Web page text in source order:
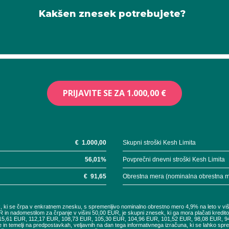
Kakšen znesek potrebujete?
PRIJAVITE SE ZA 1.000,00 €
€ 1.000,00 Skupni stroški Kesh Limita
56,01% Povprečni dnevni stroški Kesh Limita
€ 91,65 Obrestna mera (nominalna obrestna
ki se črpa v enkratnem znesku, s spremenljivo nominalno obrestno mero 4,9% na leto v
in nadomestilom za črpanje v višini 50,00 EUR, je skupni znesek, ki ga mora plačati
EUR, 112,17 EUR, 108,73 EUR, 105,30 EUR, 104,96 EUR, 101,52 EUR, 98,08 EUR,
temelji na predpostavkah, veljavnih na dan tega informativnega izračuna, ki se lahko